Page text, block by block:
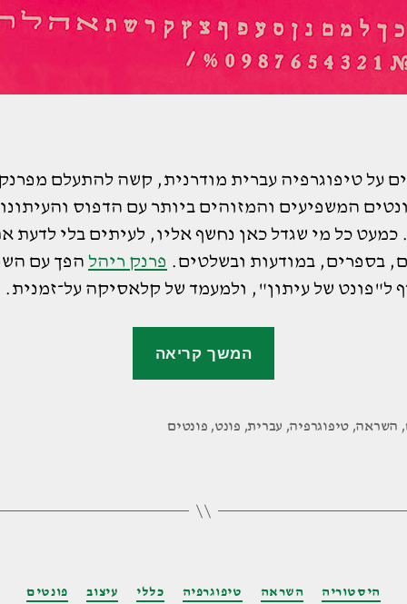
על טיפוגרפיה עברית מודרנית, קשה להתעלם
המשפיעים והמזוהים ביותר עם הדפוס
כמעט כל מי שגדל כאן נחשף אליו, לעיתים בלי לדעת
בספרים, במודעות ובשלטים. פרנק ריהל הפך עם
ל"פונט של עיתון", ולמעמד של קלאסיקה על־זמנית.
המשך קריאה
והשפעתו
העברית"
, השראה, טיפוגרפיה, עברית, פונט, פונטים
קטגוריות היסטוריה השראה טיפוגרפיה כללי עיצוב פונטים